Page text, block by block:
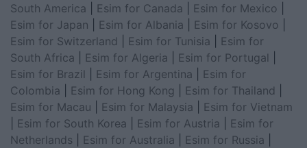
South America
Esim for Canada Esim for Mexico
Esim for Japan
Esim for Albania Esim for Kosovo
Esim for Switzerland
Esim for Tunisia
Esim for
South Africa
Esim for Algeria Esim for Portugal
Esim for Brazil
Esim for Argentina
Esim for
Colombia
Esim for Hong Kong Esim for Thailand
Esim for Macau
Esim for Malaysia
Esim for Vietnam
Esim for South Korea Esim for Austria
Esim for
Netherlands
Esim for Australia Esim for Russia